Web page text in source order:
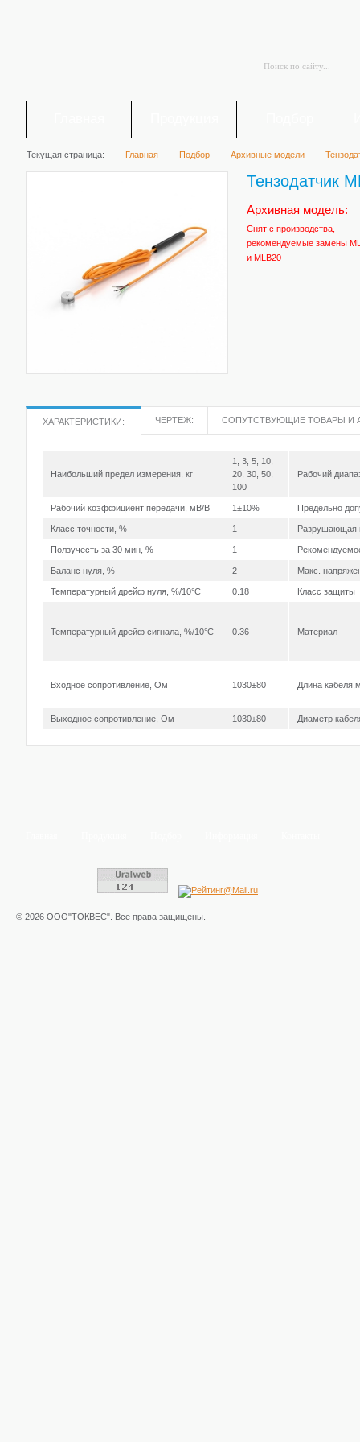
Текущая страница: Главная Подбор Архивные модели
Тензодатчик
Архивная модель:
Снят с производства,
рекомендуемые замены
и MLB20
ХАРАКТЕРИСТИКИ: ЧЕРТЕЖ: СОПУТСТВУЮЩИЕ ТОВАРЫ И
Наибольший предел измерения, кг
1, 3, 5, 10,
20, 30, 50,
100
Рабочий
Рабочий коэффициент передачи, мВ/В 1±10% Предельно
Класс точности, % 1 Разрушающая
Ползучесть за 30 мин, % 1
Баланс нуля, % 2 Макс.
Температурный дрейф нуля, %/10°С 0.18 Класс защиты
Температурный дрейф сигнала, %/10°С 0.36 Материал
Входное сопротивление, Ом 1030±80 Длина
Выходное сопротивление, Ом 1030±80 Диаметр
© 2026 ООО"ТОКВЕС". Все права защищены.